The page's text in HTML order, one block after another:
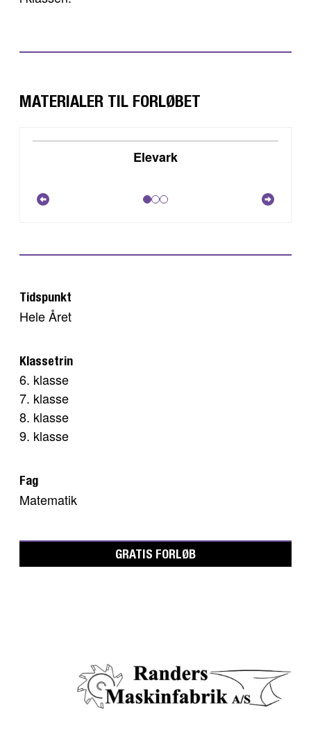
MATERIALER TIL FORLØBET
VIS
Elevark
Tidspunkt
Hele Året
Klassetrin
6. klasse
7. klasse
8. klasse
9. klasse
Fag
Matematik
GRATIS FORLØB